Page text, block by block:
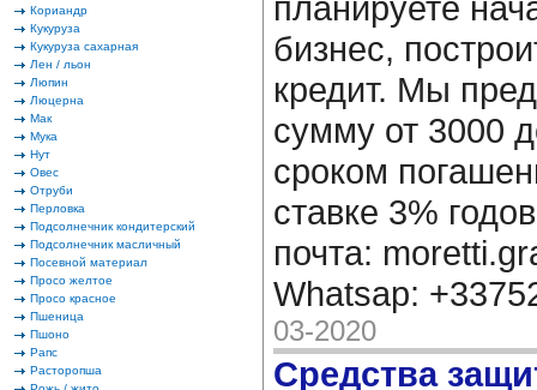
Кориандр
Кукуруза
Кукуруза сахарная
Лен / льон
Люпин
Люцерна
Мак
Мука
Нут
Овес
Отруби
Перловка
Подсолнечник кондитерский
Подсолнечник масличный
Посевной материал
Просо желтое
Просо красное
Пшеница
Пшоно
Рапс
Расторопша
бизнес,
кредит. Мы
сумму от 3000
сроком
ставке 3%
почта:
Whatsap:
03-2020
Средства